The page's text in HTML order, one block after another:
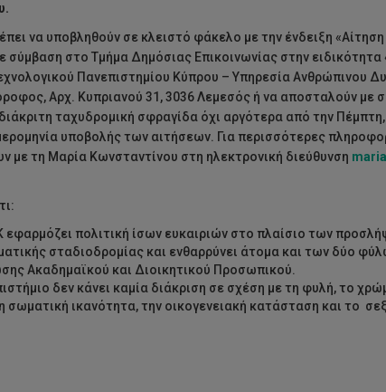
να υποβληθούν σε κλειστό φάκελο με την ένδειξη
σύμβαση στο Τμήμα Δημόσιας Επικοινωνίας στην
Πανεπιστημίου Κύπρου – Υπηρεσία Ανθρώπινου
Αρχ. Κυπριανού 31, 3036 Λεμεσός ή να αποσταλούν με
ταχυδρομική σφραγίδα όχι αργότερα από την
υποβολής των αιτήσεων. Για περισσότερες
με τη Μαρία Κωνσταντίνου στη ηλεκτρονική διεύθυνση maria
εφαρμόζει πολιτική ίσων ευκαιριών στο πλαίσιο των
σταδιοδρομίας και ενθαρρύνει άτομα και των δύο
Ακαδημαϊκού και Διοικητικού Προσωπικού.
δεν κάνει καμία διάκριση σε σχέση με τη φυλή, το
σωματική ικανότητα, την οικογενειακή κατάσταση και το